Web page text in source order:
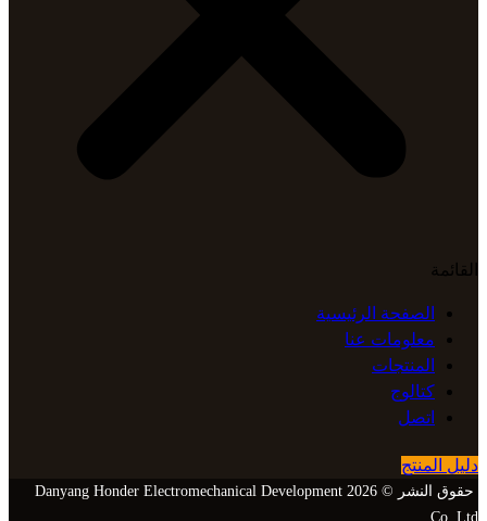
القائمة
الصفحة الرئيسية
معلومات عنا
المنتجات
كتالوج
اتصل
دليل المنتج
حقوق النشر © 2026 Danyang Honder Electromechanical Development
Co.,Ltd.